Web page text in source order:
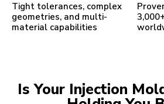
Tight tolerances, complex
geometries, and multi-
material capabilities
Is Your Injection